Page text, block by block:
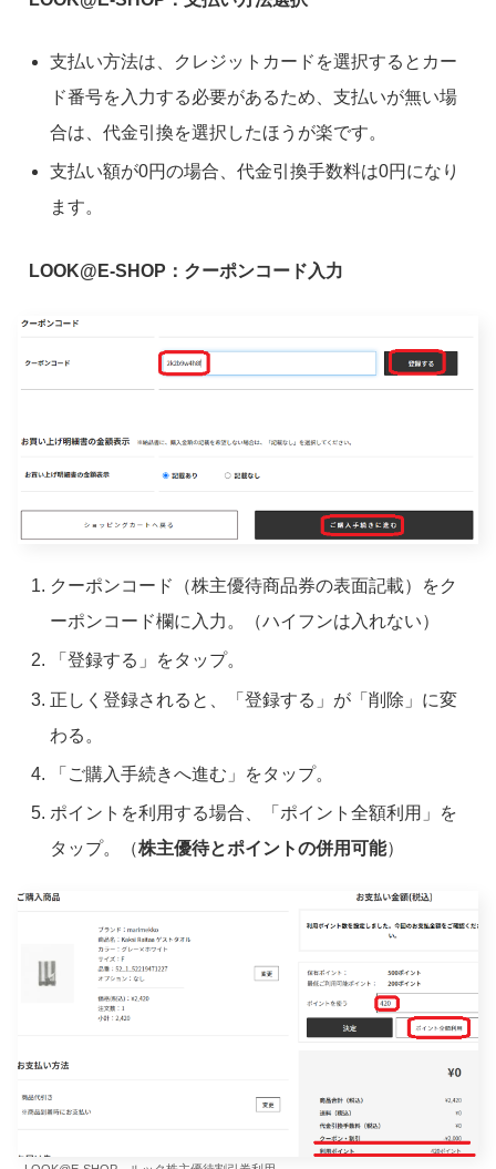
支払い方法は、クレジットカードを選択するとカー
ド番号を入力する必要があるため、支払いが無い場
合は、代金引換を選択したほうが楽です。
支払い額が0円の場合、代金引換手数料は0円になり
ます。
LOOK@E-SHOP：クーポンコード入力
クーポンコード（株主優待商品券の表面記載）をク
ーポンコード欄に入力。（ハイフンは入れない）
「登録する」をタップ。
正しく登録されると、「登録する」が「削除」に変
わる。
「ご購入手続きへ進む」をタップ。
ポイントを利用する場合、「ポイント全額利用」を
タップ。（株主優待とポイントの併用可能）